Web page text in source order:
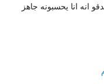
انه انا يحسبونه جاهز